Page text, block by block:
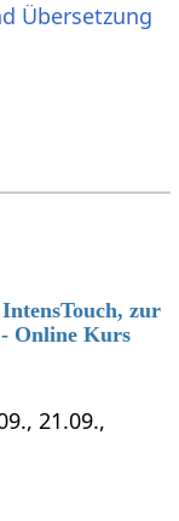
Übersetzung
zur
Online Kurs
21.09.,